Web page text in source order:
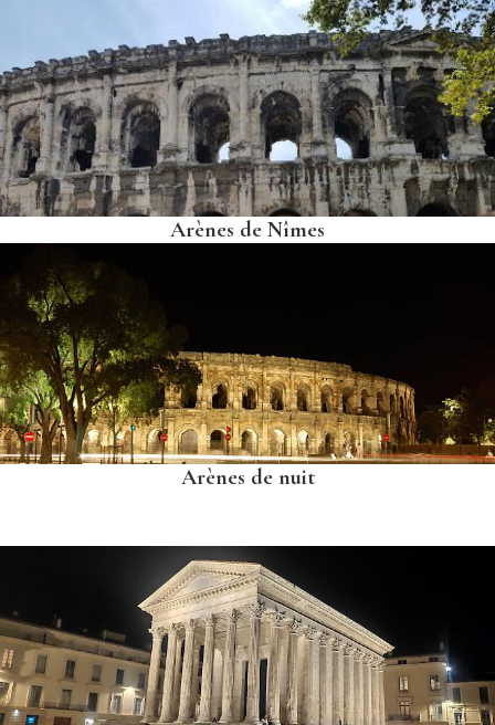
Arènes de Nîmes
Arènes de nuit